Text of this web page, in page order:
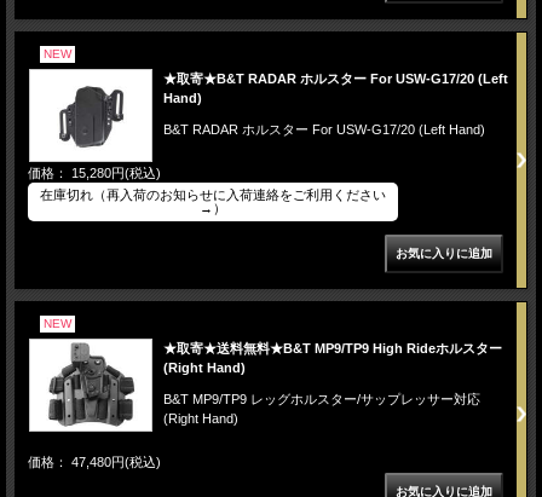
NEW
★取寄★B&T RADAR ホルスター For USW-G17/20 (Left
Hand)
B&T RADAR ホルスター For USW-G17/20 (Left Hand)
価格： 15,280円(税込)
在庫切れ（再入荷のお知らせに入荷連絡をご利用ください
→）
NEW
★取寄★送料無料★B&T MP9/TP9 High Rideホルスター
(Right Hand)
B&T MP9/TP9 レッグホルスター/サップレッサー対応
(Right Hand)
価格： 47,480円(税込)